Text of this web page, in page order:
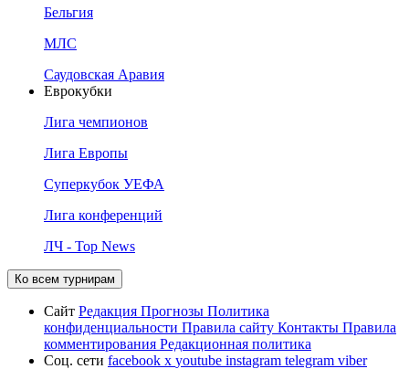
Бельгия
МЛС
Саудовская Аравия
Еврокубки
Лига чемпионов
Лига Европы
Суперкубок УЕФА
Лига конференций
ЛЧ - Top News
Ко всем турнирам
Сайт Редакция Прогнозы Политика
конфиденциальности Правила сайту Контакты Правила
комментирования Редакционная политика
Соц. сети facebook x youtube instagram telegram viber